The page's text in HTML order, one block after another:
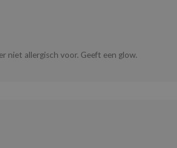
niet allergisch voor. Geeft een glow.